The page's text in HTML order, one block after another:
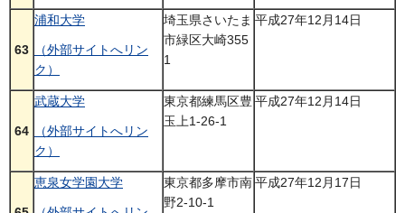
63
浦和大学
（外部サイトへリン
ク）
埼玉県さいたま
市緑区大崎355
1
平成27年12月14日
64
武蔵大学
（外部サイトへリン
ク）
東京都練馬区豊
玉上1-26-1
平成27年12月14日
恵泉女学園大学
東京都多摩市南
野2-10-1
平成27年12月17日